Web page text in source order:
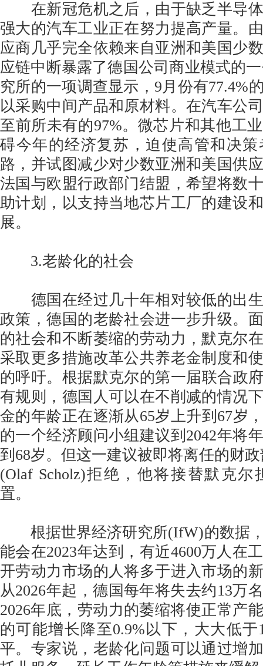
在新冠危机之后，由于缺乏半导体
强大的汽车工业正在努力提高产量。
应商几乎完全依赖来自亚洲和美国少
应链中断暴露了德国公司商业模式的
究所的一项调查显示，9月份有77.4%
以采购中间产品和原材料。在汽车公
至前所未有的97%。微芯片和其他工
碍今年的经济复苏，迫使高管和决
路，并试图减少对少数亚洲和美国供
法国与欧盟行政部门结盟，希望将数
助计划，以支持当地芯片工厂的建设
展。
3.老龄化的社会
德国在经过几十年相对较低的出生
政策，德国的老龄社会进一步升级。
的社会和不断萎缩的劳动力，默克尔
采取更多措施改革公共养老金制度和
的呼吁。根据默克尔的第一届联合政
有规则，德国人可以在不削减的情况
金的年龄正在逐渐从65岁上升到67岁
的一个经济顾问小组建议到2042年将
到68岁。但这一建议被即将离任的财
(Olaf Scholz)拒绝，他将接替默克
置。
根据世界经济研究所(IfW)的数据，
能会在2023年达到，有近4600万人在
开劳动力市场的人将多于进入市场的
从2026年起，德国每年将失去约13万
2026年底，劳动力的萎缩将使正常产
的可能增长降至0.9%以下，大大低
平。专家说，老龄化问题可以通过增